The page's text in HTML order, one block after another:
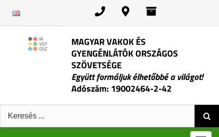
MAGYAR VAKOK ÉS
GYENGÉNLÁTÓK ORSZÁGOS
SZÖVETSÉGE
Együtt formáljuk élhetőbbé a világot!
Adószám: 19002464-2-42
Keresés: